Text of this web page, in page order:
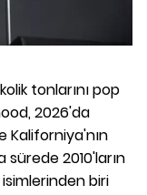
tonlarını pop
2026'da
Kaliforniya'nın
sürede 2010'ların
biri